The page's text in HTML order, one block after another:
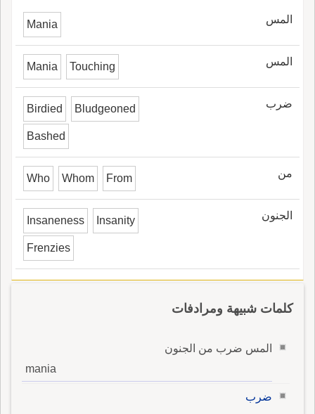
المس Mania
المس Mania Touching
ضرب Birdied Bludgeoned
Bashed
من Who Whom From
الجنون Insaneness Insanity
Frenzies
كلمات شبيهة ومرادفات
المس ضرب من الجنون
mania
ضرب